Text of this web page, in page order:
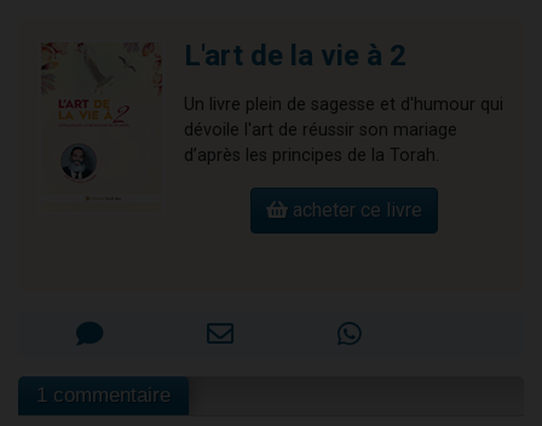
L'art de la vie à 2
Un livre plein de sagesse et d'humour qui
dévoile l'art de réussir son mariage
d’après les principes de la Torah.
acheter ce livre
1 commentaire